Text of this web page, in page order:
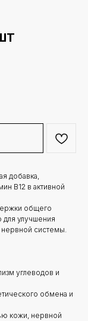
добавка,
B12 в активной
общего
для улучшения
нервной системы.
углеводов и
обмена и
кожи, нервной